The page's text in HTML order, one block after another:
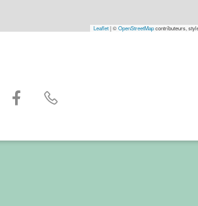
Leaflet|©OpenStreetMapcontributeurs,